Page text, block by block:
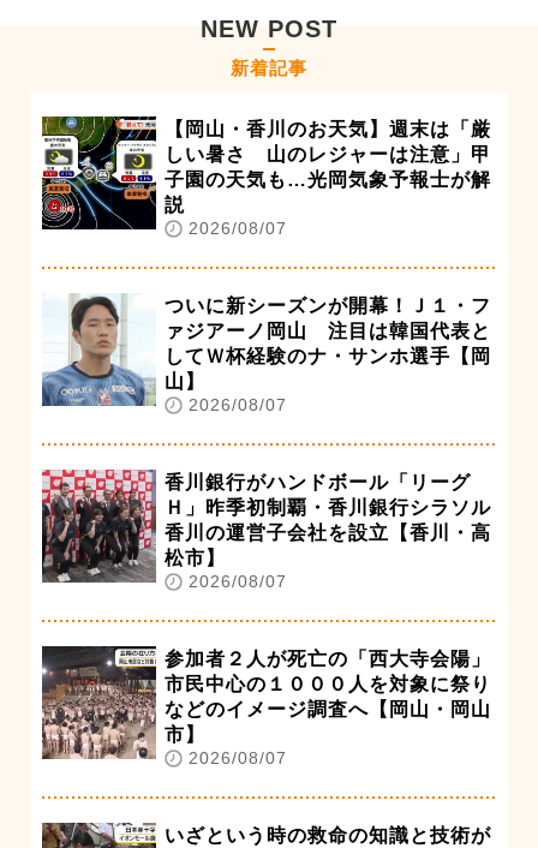
NEW POST
新着記事
【岡山・香川のお天気】週末は「厳
しい暑さ 山のレジャーは注意」甲
子園の天気も…光岡気象予報士が解
説
2026/08/07
ついに新シーズンが開幕！Ｊ１・フ
ァジアーノ岡山 注目は韓国代表と
してＷ杯経験のナ・サンホ選手【岡
山】
2026/08/07
香川銀行がハンドボール「リーグ
Ｈ」昨季初制覇・香川銀行シラソル
香川の運営子会社を設立【香川・高
松市】
2026/08/07
参加者２人が死亡の「西大寺会陽」
市民中心の１０００人を対象に祭り
などのイメージ調査へ【岡山・岡山
市】
2026/08/07
いざという時の救命の知識と技術が